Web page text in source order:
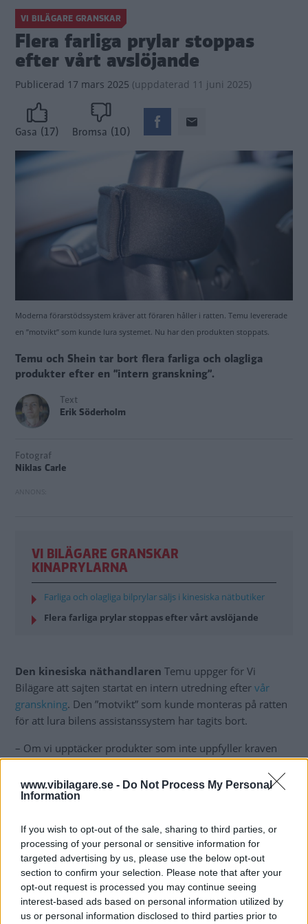
www.vibilagare.se - Do Not Process My Personal
Information
If you wish to opt-out of the sale, sharing to third parties, or
processing of your personal or sensitive information for
targeted advertising by us, please use the below opt-out
section to confirm your selection. Please note that after your
opt-out request is processed you may continue seeing
interest-based ads based on personal information utilized by
us or personal information disclosed to third parties prior to
VI BILÄGARE GRANSKAR
Flera farliga prylar stoppas
efter vårt avslöjande
Publicerad 17 mars 2025 (uppdaterad 11 juni 2025)
Gasa (17) Bromsa (10)
Moderna förarstödssystem kräver att föraren håller i ratten. Temu levererade
en ”motvikt” som kunde lura systemet. Nu har den produkten stoppats.
Temu och Shein tar bort flera farliga och olagliga
produkter efter en ”intern granskning”.
Text
Erik Söderholm
Fotograf
Niklas Carle
VI BILÄGARE GRANSKAR
KINAPRYLARNA
Farliga och olagliga bilprylar säljs i kinesiska nätbutiker
Flera farliga prylar stoppas efter vårt avslöjande
Den kinesiska näthandlaren Temu uppger för Vi
Bilägare att sajten startat en intern utredning efter vår
granskning. Den ”motvikt” som kunde monteras på ratten
för att lura bilens assistanssystem har tagits bort.
– Om vi upptäcker produkter som inte uppfyller kraven
säger Michael Falk på företagets svenska pr-byrå.
och säkerhetsregler. Men det systemet bygger alltså på att
den här typen av tveksamma eller olagliga produkter
upptäcks – annars kan de fortsätta säljas. Enligt Temu har
bolaget dock både automatiska processer och tusentals
anställda som ”utvärderar och hanterar produkters
säkerhet”.